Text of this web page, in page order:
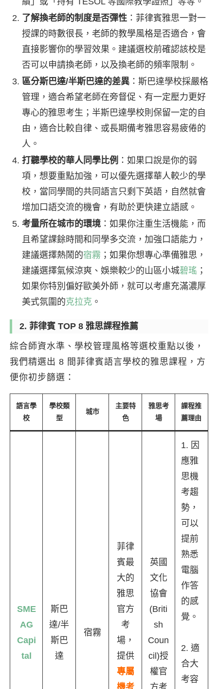
了解換老師的制度是否彈性 ：菲律賓雅思一對一
授課的時數很長，老師的教學風格是否適合，會
直接影響你的學習效果。建議選校前確認該校是
否可以申請換老師，以及換老師的頻率限制。
區分斯巴達/半斯巴達的差異 ：斯巴達學校採嚴格
管理，適合希望老師在旁督促、有一定壓力更好
專心的雅思考生；半斯巴達學校則保留一定的自
由，適合比較自律、或長期備考雅思容易疲倦的
人。
打聽學校的華人同學比例 ：如果口說是你的弱
項，想要重點加強，可以優先選擇華人較少的學
校，當同學間的共同語言只剩下英語，自然就會
增加口語交流的機會，有助於更快建立語感。
考量所在城市的環境 ：如果你注重生活機能，而
且希望課餘時間和同學多交流，加強口語能力，
建議選擇熱鬧的宿霧 ；如果你想專心準備雅思，
建議選擇氣候涼爽、娛樂較少的山區小城碧瑤 ；
如果你特別偏好歐美外師，就可以考慮充滿濃厚
美式氛圍的克拉克 。
2. 菲律賓 TOP 8 雅思課程推薦
綜合師資水準、學校管理風格等選校重點以後，
我們精選出 8 間菲律賓語言學校的雅思課程，方
便你初步篩選：
語言學
校
學校類
型
城市
主要特
色
雅思考
場
課程推
薦理由
SME
AG
Capi
tal
斯巴
達/半
斯巴
達
宿霧
菲律
賓最
大的
雅思
官方
考
場，
提供
專屬
英國
文化
協會
(Briti
sh
Coun
cil)授
權官
1. 因
應雅
思機
考趨
勢，
可以
提前
熟悉
電腦
作答
的感
覺。
2. 適
合大
考容